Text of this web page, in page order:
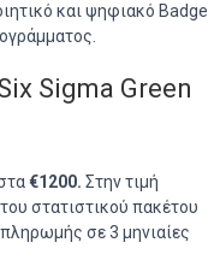
και ψηφιακό Badge
Sigma Green
€1200. Στην τιμή
στατιστικού πακέτου
σε 3 μηνιαίες